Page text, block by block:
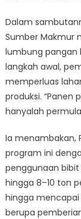
Dalam
Sumber Makmur
lumbung pangan
langkah awal,
memperluas
produksi. “Panen
hanyalah
Ia menambakan,
program ini
penggunaan
hingga 8–10 ton
hingga mencapai
berupa